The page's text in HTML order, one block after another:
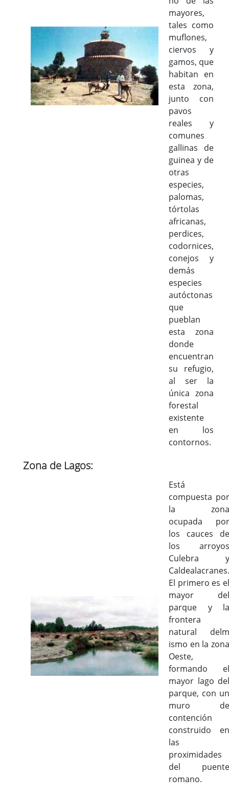
mayores,
tales como
muflones,
ciervos y
gamos, que
habitan en
esta zona,
junto con
pavos
reales y
comunes
gallinas de
guinea y de
otras
especies,
palomas,
tórtolas
africanas,
perdices,
codornices,
conejos y
demás
especies
autóctonas
que
pueblan
esta zona
donde
encuentran
su refugio,
al ser la
única zona
forestal
existente
en los
contornos.
Zona de Lagos:
Está
compuesta por
la zona
ocupada por
los cauces de
los arroyos
Culebra y
Caldealacranes.
El primero es el
mayor del
parque y la
frontera
natural delm
ismo en la zona
Oeste,
formando el
mayor lago del
parque, con un
muro de
contención
construido en
las
proximidades
del puente
romano.